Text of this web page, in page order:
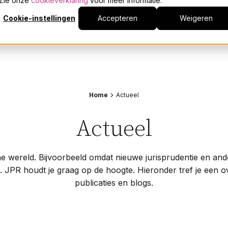
Cookie-instellingen Accepteren Weigeren
Reorganisatie
Samenwerkingsvormen
Onze mensen Actueel Over JPR
Gelijke beloning
Woningcorporaties
Actueel
Events
Home Actueel
Actueel
wereld. Bijvoorbeeld omdat nieuwe jurisprudentie en
JPR houdt je graag op de hoogte. Hieronder tref je een
publicaties en blogs.